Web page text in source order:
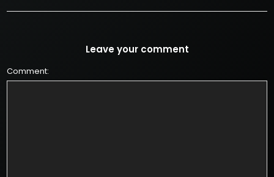
Leave your comment
Comment: